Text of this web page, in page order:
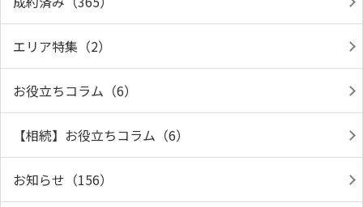
エリア特集（2）
お役立ちコラム（6）
【相続】お役立ちコラム（6）
お知らせ（156）